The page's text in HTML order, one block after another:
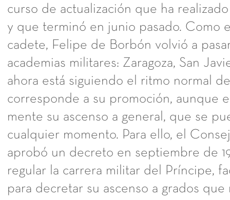
curso de actualización que ha
y que terminó en junio pasado. Como
cadete, Felipe de Borbón volvió a
academias militares: Zaragoza, San
ahora está siguiendo el ritmo normal
corresponde a su promoción, aunque
mente su ascenso a general, que se
cualquier momento. Para ello, el
aprobó un decreto en septiembre de
regular la carrera militar del Príncipe,
para decretar su ascenso a grados que